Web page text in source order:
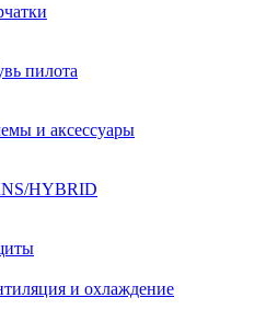
пилота
и аксессуары
HYBRID
и охлаждение